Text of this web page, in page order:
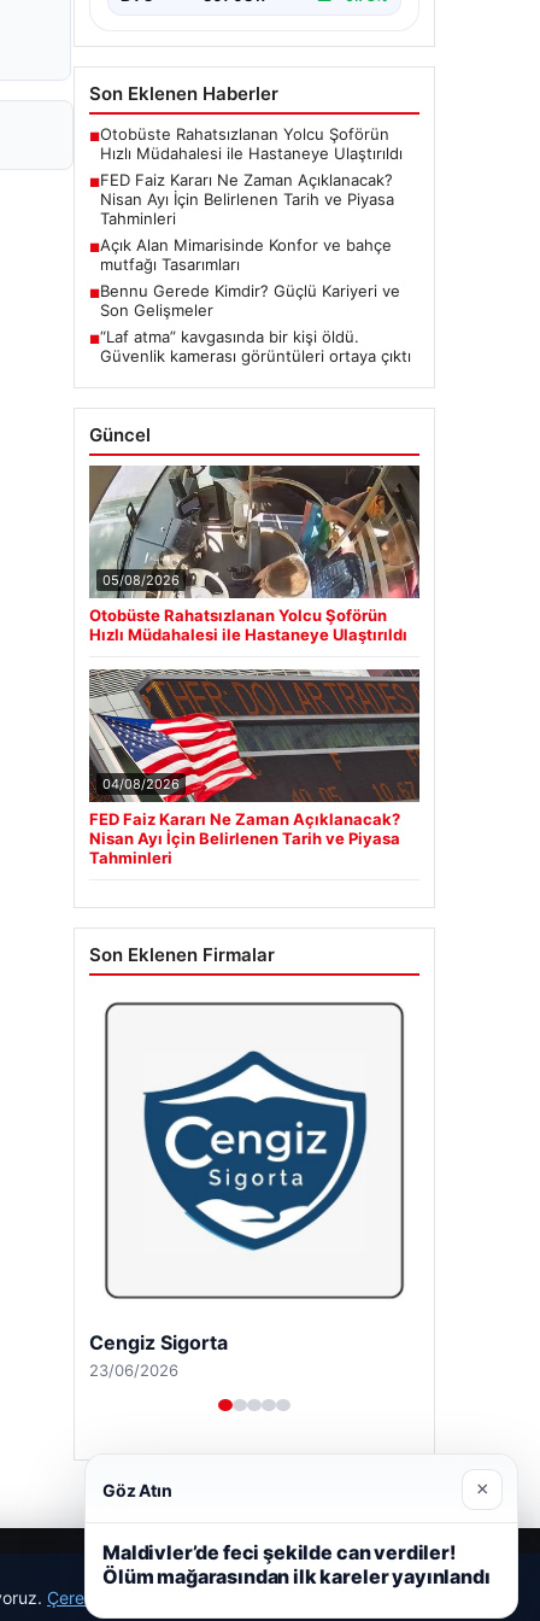
Son Eklenen Haberler
■Otobüste Rahatsızlanan Yolcu Şoförün
Hızlı Müdahalesi ile Hastaneye Ulaştırıldı
■FED Faiz Kararı Ne Zaman Açıklanacak?
Nisan Ayı İçin Belirlenen Tarih ve Piyasa
Tahminleri
■Açık Alan Mimarisinde Konfor ve bahçe
mutfağı Tasarımları
■Bennu Gerede Kimdir? Güçlü Kariyeri ve
Son Gelişmeler
■“Laf atma” kavgasında bir kişi öldü.
Güvenlik kamerası görüntüleri ortaya çıktı
Güncel
05/08/2026
Otobüste Rahatsızlanan Yolcu Şoförün
Hızlı Müdahalesi ile Hastaneye Ulaştırıldı
04/08/2026
FED Faiz Kararı Ne Zaman Açıklanacak?
Nisan Ayı İçin Belirlenen Tarih ve Piyasa
Tahminleri
Son Eklenen Firmalar
Cengiz Sigorta
23/06/2026
Çerez Politikamız
Göz Atın ×
Maldivler’de feci şekilde can verdiler!
Ölüm mağarasından ilk kareler yayınlandı